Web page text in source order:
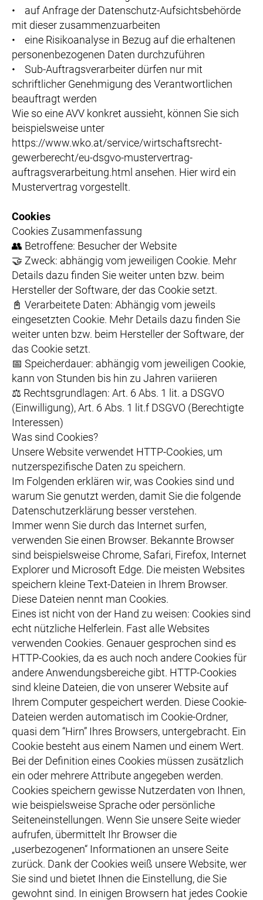
• auf Anfrage der Datenschutz-Aufsichtsbehörde
mit dieser zusammenzuarbeiten
• eine Risikoanalyse in Bezug auf die erhaltenen
personenbezogenen Daten durchzuführen
• Sub-Auftragsverarbeiter dürfen nur mit
schriftlicher Genehmigung des Verantwortlichen
beauftragt werden
Wie so eine AVV konkret aussieht, können Sie sich
beispielsweise unter
https://www.wko.at/service/wirtschaftsrecht-
gewerberecht/eu-dsgvo-mustervertrag-
auftragsverarbeitung.html ansehen. Hier wird ein
Mustervertrag vorgestellt.
Cookies
Cookies Zusammenfassung
👥 Betroffene: Besucher der Website
🤝 Zweck: abhängig vom jeweiligen Cookie. Mehr
Details dazu finden Sie weiter unten bzw. beim
Hersteller der Software, der das Cookie setzt.
📓 Verarbeitete Daten: Abhängig vom jeweils
eingesetzten Cookie. Mehr Details dazu finden Sie
weiter unten bzw. beim Hersteller der Software, der
das Cookie setzt.
📅 Speicherdauer: abhängig vom jeweiligen Cookie,
kann von Stunden bis hin zu Jahren variieren
⚖️ Rechtsgrundlagen: Art. 6 Abs. 1 lit. a DSGVO
(Einwilligung), Art. 6 Abs. 1 lit.f DSGVO (Berechtigte
Interessen)
Was sind Cookies?
Unsere Website verwendet HTTP-Cookies, um
nutzerspezifische Daten zu speichern.
Im Folgenden erklären wir, was Cookies sind und
warum Sie genutzt werden, damit Sie die folgende
Datenschutzerklärung besser verstehen.
Immer wenn Sie durch das Internet surfen,
verwenden Sie einen Browser. Bekannte Browser
sind beispielsweise Chrome, Safari, Firefox, Internet
Explorer und Microsoft Edge. Die meisten Websites
speichern kleine Text-Dateien in Ihrem Browser.
Diese Dateien nennt man Cookies.
Eines ist nicht von der Hand zu weisen: Cookies sind
echt nützliche Helferlein. Fast alle Websites
verwenden Cookies. Genauer gesprochen sind es
HTTP-Cookies, da es auch noch andere Cookies für
andere Anwendungsbereiche gibt. HTTP-Cookies
sind kleine Dateien, die von unserer Website auf
Ihrem Computer gespeichert werden. Diese Cookie-
Dateien werden automatisch im Cookie-Ordner,
quasi dem “Hirn” Ihres Browsers, untergebracht. Ein
Cookie besteht aus einem Namen und einem Wert.
Bei der Definition eines Cookies müssen zusätzlich
ein oder mehrere Attribute angegeben werden.
Cookies speichern gewisse Nutzerdaten von Ihnen,
wie beispielsweise Sprache oder persönliche
Seiteneinstellungen. Wenn Sie unsere Seite wieder
aufrufen, übermittelt Ihr Browser die
„userbezogenen“ Informationen an unsere Seite
zurück. Dank der Cookies weiß unsere Website, wer
Sie sind und bietet Ihnen die Einstellung, die Sie
gewohnt sind. In einigen Browsern hat jedes Cookie